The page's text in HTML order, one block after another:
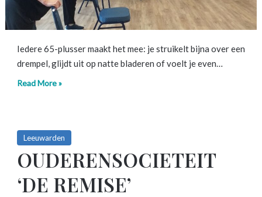
Iedere 65-plusser maakt het mee: je struikelt bijna over een
drempel, glijdt uit op natte bladeren of voelt je even…
Read More »
Leeuwarden
OUDERENSOCIETEIT
‘DE REMISE’